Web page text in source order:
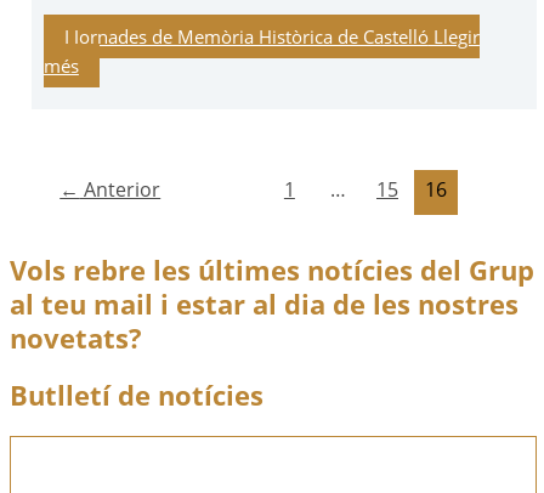
I Jornades de Memòria Històrica de CastellóLlegir
més
← Anterior 1 … 15 16
Vols rebre les últimes notícies del Grup
al teu mail i estar al dia de les nostres
novetats?
Butlletí de notícies